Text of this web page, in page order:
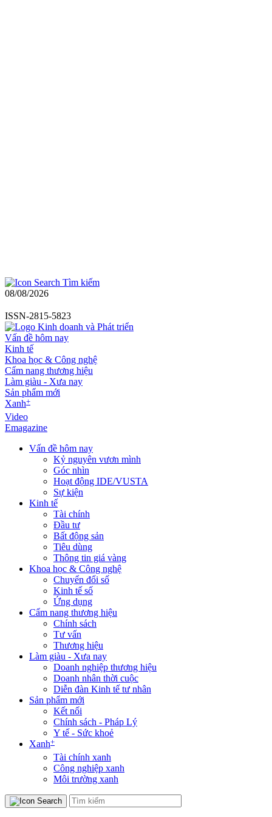
Tìm kiếm
08/08/2026
ISSN-2815-5823
Vấn đề hôm nay
Kinh tế
Khoa học & Công nghệ
Cẩm nang thương hiệu
Làm giàu - Xưa nay
Sản phẩm mới
Xanh+
Video
Emagazine
Vấn đề hôm nay
Kỷ nguyên vươn mình
Góc nhìn
Hoạt động IDE/VUSTA
Sự kiện
Kinh tế
Tài chính
Đầu tư
Bất động sản
Tiêu dùng
Thông tin giá vàng
Khoa học & Công nghệ
Chuyển đổi số
Kinh tế số
Ứng dụng
Cẩm nang thương hiệu
Chính sách
Tư vấn
Thương hiệu
Làm giàu - Xưa nay
Doanh nghiệp thương hiệu
Doanh nhân thời cuộc
Diễn đàn Kinh tế tư nhân
Sản phẩm mới
Kết nối
Chính sách - Pháp Lý
Y tế - Sức khoẻ
Xanh+
Tài chính xanh
Công nghiệp xanh
Môi trường xanh